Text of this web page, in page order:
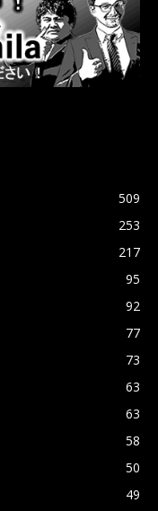
509
253
217
95
92
77
73
63
63
58
50
49